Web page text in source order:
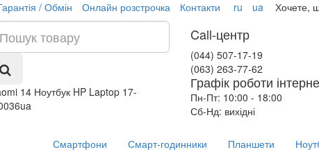
/ Обмін Онлайн розстрочка Контакти ru ua Хочете,
14 Ноутбук HP Laptop 17-
Call-центр
(044) 507-17-19
(063) 263-77-62
Графік роботи
Пн-Пт: 10:00 - 18:00
Сб-Нд: вихідні
Смартфони Смарт-годинники Планшети